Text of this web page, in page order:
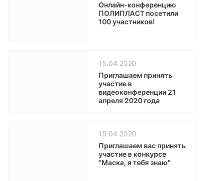
Онлайн-конференцию
ПОЛИПЛАСТ посетили
100 участников!
15.04.2020
Приглашаем принять
участие в
видеоконференции 21
апреля 2020 года
15.04.2020
Приглашаем вас принять
участие в конкурсе
"Маска, я тебя знаю"